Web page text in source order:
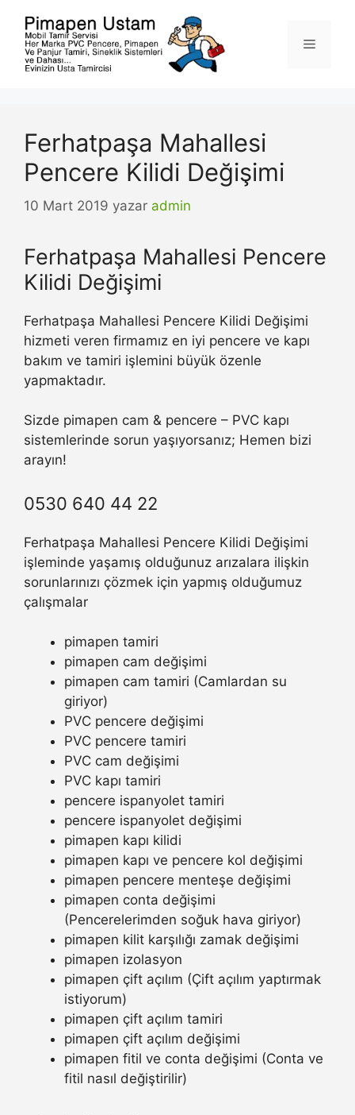
Menü
Ferhatpaşa Mahallesi
Pencere Kilidi Değişimi
10 Mart 2019 yazar admin
Ferhatpaşa Mahallesi Pencere
Kilidi Değişimi
Ferhatpaşa Mahallesi Pencere Kilidi Değişimi
hizmeti veren firmamız en iyi pencere ve kapı
bakım ve tamiri işlemini büyük özenle
yapmaktadır.
Sizde pimapen cam & pencere – PVC kapı
sistemlerinde sorun yaşıyorsanız; Hemen bizi
arayın!
0530 640 44 22
Ferhatpaşa Mahallesi Pencere Kilidi Değişimi
işleminde yaşamış olduğunuz arızalara ilişkin
sorunlarınızı çözmek için yapmış olduğumuz
çalışmalar
pimapen tamiri
pimapen cam değişimi
pimapen cam tamiri (Camlardan su
giriyor)
PVC pencere değişimi
PVC pencere tamiri
PVC cam değişimi
PVC kapı tamiri
pencere ispanyolet tamiri
pencere ispanyolet değişimi
pimapen kapı kilidi
pimapen kapı ve pencere kol değişimi
pimapen pencere menteşe değişimi
pimapen conta değişimi
(Pencerelerimden soğuk hava giriyor)
pimapen kilit karşılığı zamak değişimi
pimapen izolasyon
pimapen çift açılım (Çift açılım yaptırmak
istiyorum)
pimapen çift açılım tamiri
pimapen çift açılım değişimi
pimapen fitil ve conta değişimi (Conta ve
fitil nasıl değiştirilir)